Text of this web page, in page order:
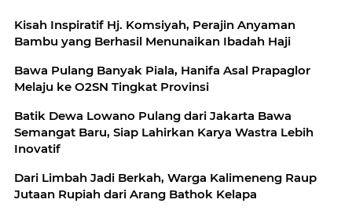
Kisah Inspiratif Hj. Komsiyah, Perajin Anyaman
Bambu yang Berhasil Menunaikan Ibadah Haji
Bawa Pulang Banyak Piala, Hanifa Asal Prapaglor
Melaju ke O2SN Tingkat Provinsi
Batik Dewa Lowano Pulang dari Jakarta Bawa
Semangat Baru, Siap Lahirkan Karya Wastra Lebih
Inovatif
Dari Limbah Jadi Berkah, Warga Kalimeneng Raup
Jutaan Rupiah dari Arang Bathok Kelapa